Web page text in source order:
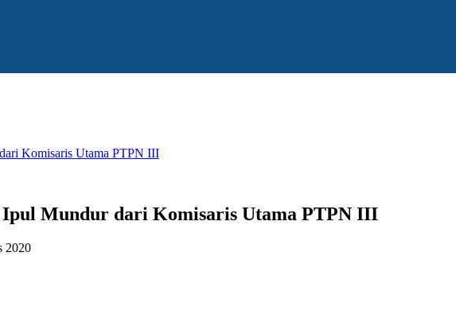
Komisaris Utama PTPN III
Ipul Mundur dari Komisaris Utama PTPN III
2020